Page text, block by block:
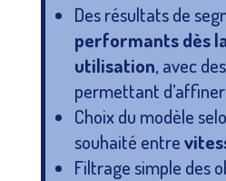
Des résultats de
performants dès
utilisation, avec
permettant
Choix du modèle
souhaité entre
Filtrage simple des